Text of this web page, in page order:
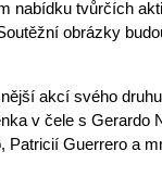
nabídku tvůrčích
obrázky
akcí svého
v čele s Gerardo
Patricií Guerrero a